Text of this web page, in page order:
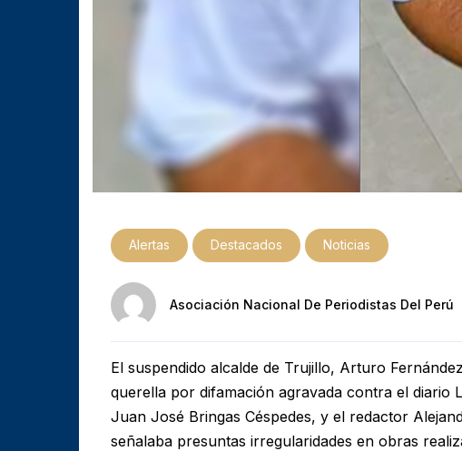
Alertas Destacados Noticias
Asociación Nacional De Periodistas Del Perú
El suspendido alcalde de Trujillo, Arturo
querella por difamación agravada contra el diario
Juan José Bringas Céspedes, y el redactor
señalaba presuntas irregularidades en obras